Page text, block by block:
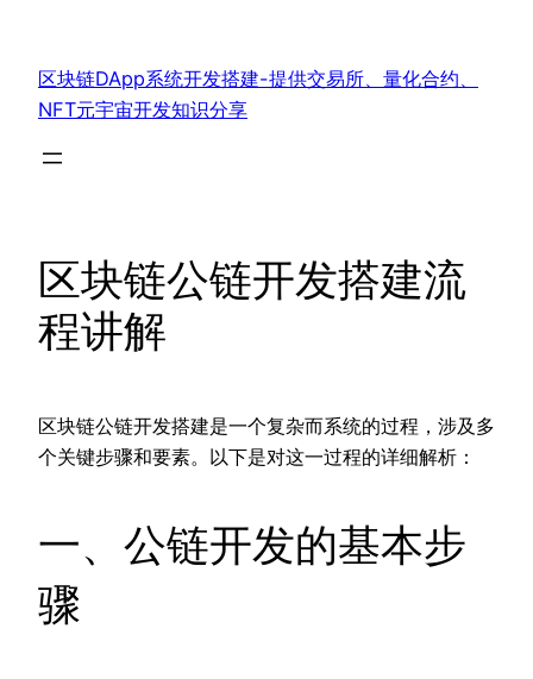
区块链DApp系统开发搭建-提供交易所、量化合约、
NFT元宇宙开发知识分享
区块链公链开发搭建流
程讲解
区块链公链开发搭建是一个复杂而系统的过程，涉及多
个关键步骤和要素。以下是对这一过程的详细解析：
一、公链开发的基本步
骤